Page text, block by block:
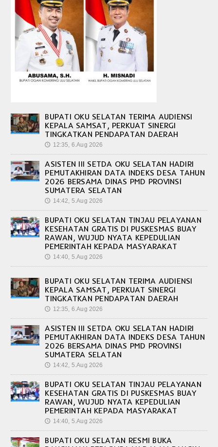
BUPATI OKU SELATAN TERIMA AUDIENSI
KEPALA SAMSAT, PERKUAT SINERGI
TINGKATKAN PENDAPATAN DAERAH
🕔 12:35, 6.Aug 2026
ASISTEN III SETDA OKU SELATAN HADIRI
PEMUTAKHIRAN DATA INDEKS DESA TAHUN
2026 BERSAMA DINAS PMD PROVINSI
SUMATERA SELATAN
🕔 14:42, 5.Aug 2026
BUPATI OKU SELATAN TINJAU PELAYANAN
KESEHATAN GRATIS DI PUSKESMAS BUAY
RAWAN, WUJUD NYATA KEPEDULIAN
PEMERINTAH KEPADA MASYARAKAT
🕔 14:40, 5.Aug 2026
BUPATI OKU SELATAN TERIMA AUDIENSI
KEPALA SAMSAT, PERKUAT SINERGI
TINGKATKAN PENDAPATAN DAERAH
🕔 12:35, 6.Aug 2026
ASISTEN III SETDA OKU SELATAN HADIRI
PEMUTAKHIRAN DATA INDEKS DESA TAHUN
2026 BERSAMA DINAS PMD PROVINSI
SUMATERA SELATAN
🕔 14:42, 5.Aug 2026
BUPATI OKU SELATAN TINJAU PELAYANAN
KESEHATAN GRATIS DI PUSKESMAS BUAY
RAWAN, WUJUD NYATA KEPEDULIAN
PEMERINTAH KEPADA MASYARAKAT
🕔 14:40, 5.Aug 2026
BUPATI OKU SELATAN RESMI BUKA